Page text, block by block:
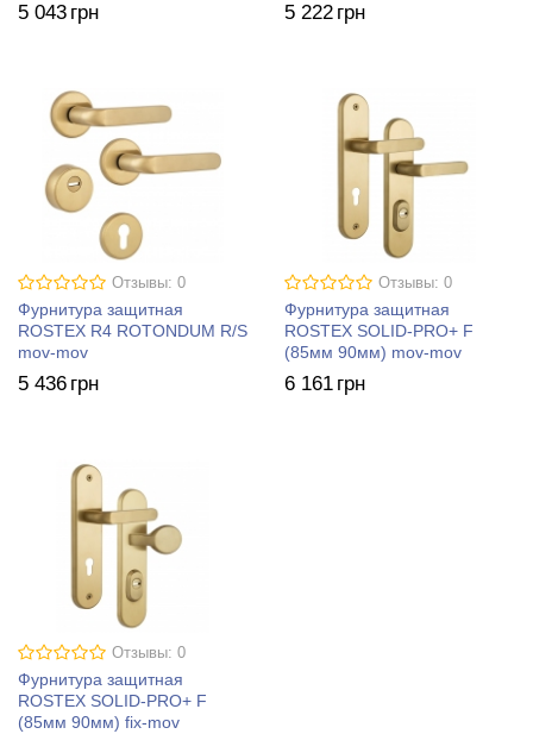
5 043 грн 5 222 грн
Отзывы: 0
Фурнитура защитная
ROSTEX R4 ROTONDUM R/S
mov-mov
5 436 грн
Отзывы: 0
Фурнитура защитная
ROSTEX SOLID-PRO+ F
(85мм 90мм) mov-mov
6 161 грн
Отзывы: 0
Фурнитура защитная
ROSTEX SOLID-PRO+ F
(85мм 90мм) fix-mov